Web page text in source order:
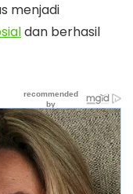
menjadi
dan berhasil